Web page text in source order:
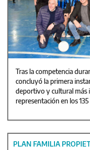
Tras la competencia
concluyó la primera
deportivo y cultural más
representación en los
PLAN FAMILIA